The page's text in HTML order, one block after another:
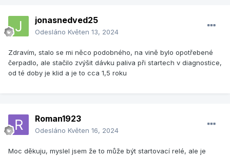
jonasnedved25
Odesláno Květen 13, 2024
Zdravím, stalo se mi něco podobného, na vině bylo opotřebené
čerpadlo, ale stačilo zvýšit dávku paliva při startech v diagnostice,
od té doby je klid a je to cca 1,5 roku
Roman1923
Odesláno Květen 16, 2024
Moc děkuju, myslel jsem že to může být startovací relé, ale je